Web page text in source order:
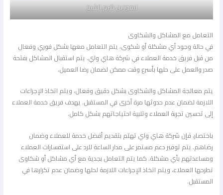
ليموزين شرم الشيخ
التعامل مع المشاكل والشكاوى
في حالة وجود أي مشكلة أو شكوى، يتم التعامل معها بشكل فوري وفعال
من قبل فريق خدمة العملاء في شركة هاي واي. يتم استقبال المشاكل بفتحة
صدر والعمل على حلها بأسرع وقت ممكن لضمان رضا العميل.
يتم معالجة المشاكل والشكاوى بشكل دقيق وفعال، ويتم اتخاذ الإجراءات
اللازمة لضمان عدم حدوثها مرة أخرى في المستقبل. يهدف فريق خدمة العملاء
إلى تحسين تجربة العملاء وتلبية احتياجاتهم بشكل كامل.
باختصار، فإن شركة هاي واي تهتم بتقديم أفضل خدمة للعملاء وضمان
رضاهم. يتم توفير دعم مستمر على مدار الساعة للرد على استفسارات العملاء
ومساعدتهم بأي مشكلة. كما يتم التعامل بجدية مع أي مشاكل أو شكاوى
تطرحها العملاء، ويتم اتخاذ الإجراءات اللازمة لحلها وضمان عدم تكرارها في
المستقبل.